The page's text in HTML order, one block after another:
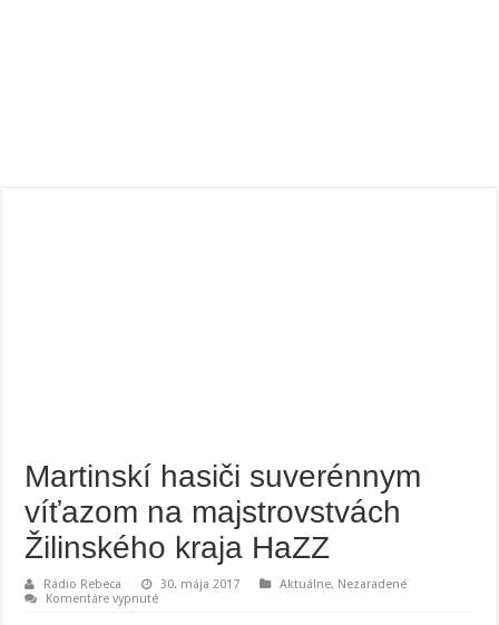
Martinskí hasiči suverénnym
víťazom na majstrovstvách
Žilinského kraja HaZZ
Rádio Rebeca 30. mája 2017 Aktuálne, Nezaradené
Komentáre vypnuténa